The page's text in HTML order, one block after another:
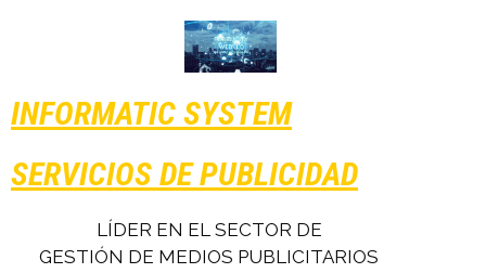
INFORMATIC SYSTEM
SERVICIOS DE PUBLICIDAD
LÍDER EN EL SECTOR DE
GESTIÓN DE MEDIOS PUBLICITARIOS